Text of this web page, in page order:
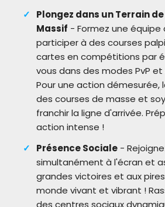
Plongez dans un Terrain
Massif - Formez une équipe
participer à des courses
cartes en compétitions par
vous dans des modes PvP
Pour une action démesurée,
des courses de masse et
franchir la ligne d'arrivée.
action intense !
Présence Sociale-
simultanément à l'écran et
grandes victoires et aux
monde vivant et vibrant !
des centres sociaux